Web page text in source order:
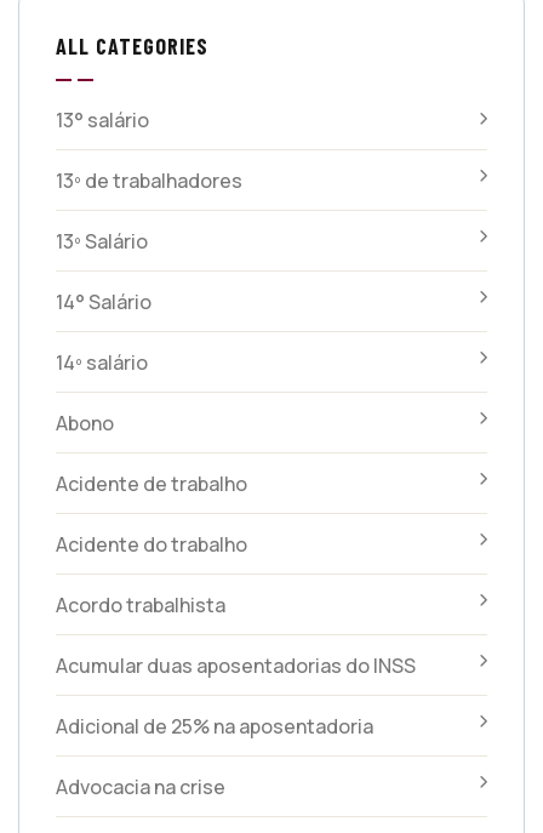
ALL CATEGORIES
13° salário
13º de trabalhadores
13º Salário
14° Salário
14º salário
Abono
Acidente de trabalho
Acidente do trabalho
Acordo trabalhista
Acumular duas aposentadorias do INSS
Adicional de 25% na aposentadoria
Advocacia na crise